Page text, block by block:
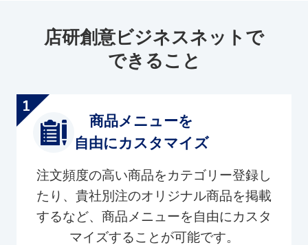
店研創意ビジネスネットで
できること
商品メニューを
自由にカスタマイズ
注文頻度の高い商品をカテゴリー登録し
たり、貴社別注のオリジナル商品を掲載
するなど、商品メニューを自由にカスタ
マイズすることが可能です。